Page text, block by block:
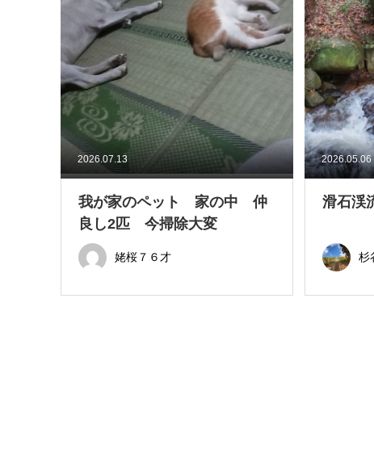
2026.07.13
我が家のペット 家の中 仲
良し2匹 今掃除大変
姥桜７６才
2026.05.06
滑石渓
杉